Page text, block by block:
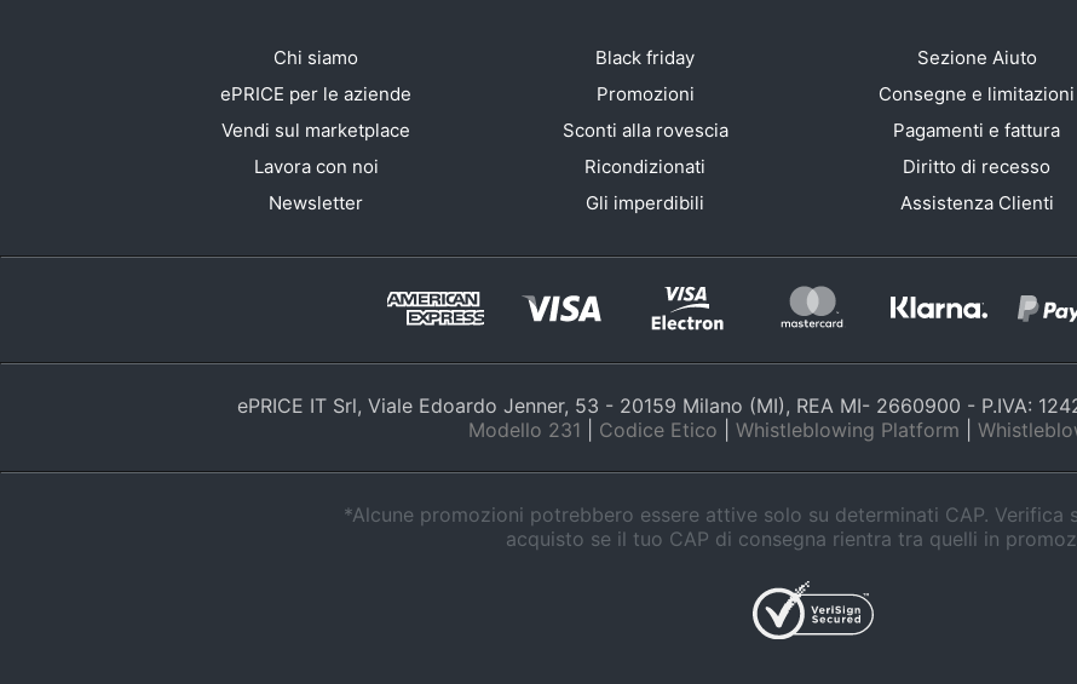
Chi siamo
ePRICE per le aziende
Vendi sul marketplace
Lavora con noi
Newsletter
Black friday
Promozioni
Sconti alla rovescia
Ricondizionati
Gli imperdibili
Sezione Aiuto
Consegne e limitazioni
Pagamenti e fattura
Diritto di recesso
Assistenza Clienti
ePRICE IT Srl, Viale Edoardo Jenner, 53 - 20159 Milano (MI), REA MI- 2660900 - P.IVA:
Modello 231
Codice Etico Whistleblowing Platform
*Alcune promozioni potrebbero essere attive solo su determinati CAP. Verifica
acquisto se il tuo CAP di consegna rientra tra quelli in